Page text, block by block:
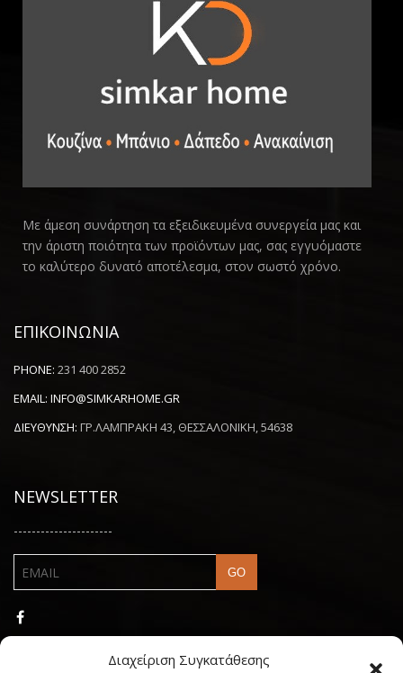
Διαχείριση Συγκατάθεσης
Με άμεση συνάρτηση τα εξειδικευμένα συνεργεία μας και
την άριστη ποιότητα των προϊόντων μας, σας εγγυόμαστε
το καλύτερο δυνατό αποτέλεσμα, στον σωστό χρόνο.
ΕΠΙΚΟΙΝΩΝΙΑ
PHONE: 231 400 2852
EMAIL: INFO@SIMKARHOME.GR
ΔΙΕΥΘΥΝΣΗ: ΓΡ.ΛΑΜΠΡΑΚΗ 43, ΘΕΣΣΑΛΟΝΙΚΗ, 54638
NEWSLETTER
----------------------